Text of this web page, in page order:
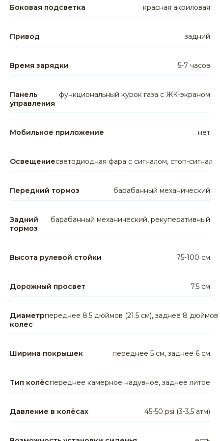
Боковая подсветка красная акриловая
Привод задний
Время зарядки 5-7 часов
Панель
управления
функциональный курок газа с ЖК-экраном
Мобильное приложение нет
Освещениесветодиодная фара с сигналом, стоп-сигнал
Передний тормоз барабанный механический
Задний
тормоз
барабанный механический, рекуперативный
Высота рулевой стойки 75-100 см
Дорожный просвет 7.5 см
Диаметр
колес
переднее 8.5 дюймов (21.5 см), заднее 8 дюймов
Ширина покрышек переднее 5 см, заднее 6 см
Тип колёспереднее камерное надувное, заднее литое
Давление в колёсах 45-50 psi (3-3,5 атм)
Задайте свой вопрос
WHATSAPP TELEGRAM EMAIL
+7 391 989-77-00
доставка и оплата
сервис
политика конфиденциальности
КАТЕГОРИИ ТОВАРОВ
электросамокаты
электроскутеры
аксессуары
другое